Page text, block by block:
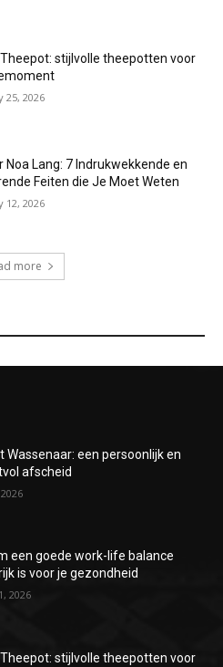
stijlvolle theepotten voor
25, 2026
Noa Lang: 7 Indrukwekkende en
Feiten die Je Moet Weten
12, 2026
more
Wassenaar: een persoonlijk en
afscheid
een goede work-life balance
is voor je gezondheid
2026
stijlvolle theepotten voor